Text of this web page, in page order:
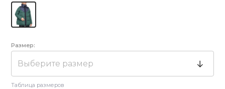
Размер:
Выберите размер
Таблица размеров